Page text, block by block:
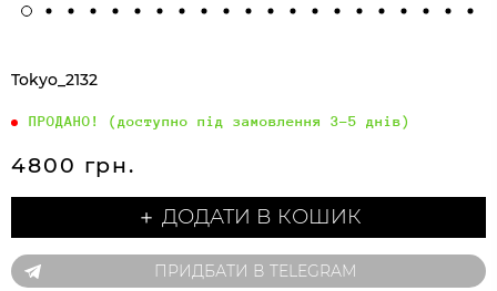
Tokyo_2132
ПРОДАНО! (доступно під замовлення 3-5 днів)
4800 грн.
＋ ДОДАТИ В КОШИК
ПРИДБАТИ В TELEGRAM